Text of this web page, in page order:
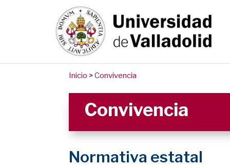
Inicio >Convivencia
Convivencia
Normativa estatal